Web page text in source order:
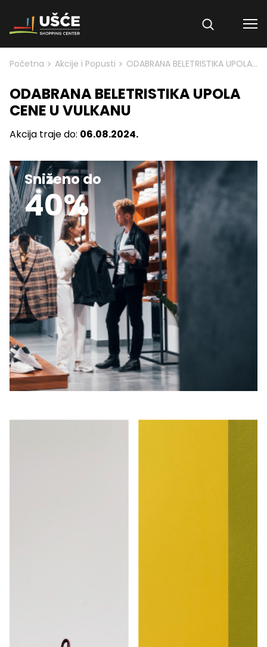
Skip to content
Početna > Akcije i Popusti > ODABRANA BELETRISTIKA UPOLA CENE U VULKANU
ODABRANA BELETRISTIKA UPOLA
CENE U VULKANU
Akcija traje do: 06.08.2024.
Sniženo do
40%